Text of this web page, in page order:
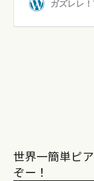
世界一簡単ピ
ぞー！